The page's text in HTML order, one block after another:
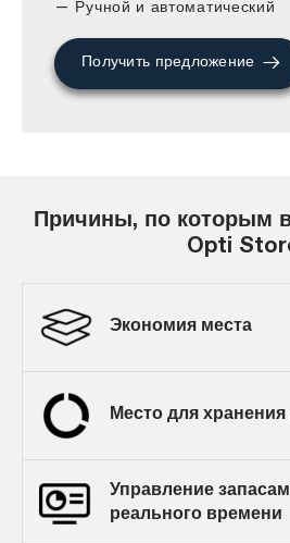
— Ручной и автоматический
Получить предложение
Причины, по которым
Opti
Экономия места
Место для
Управление
реального времени